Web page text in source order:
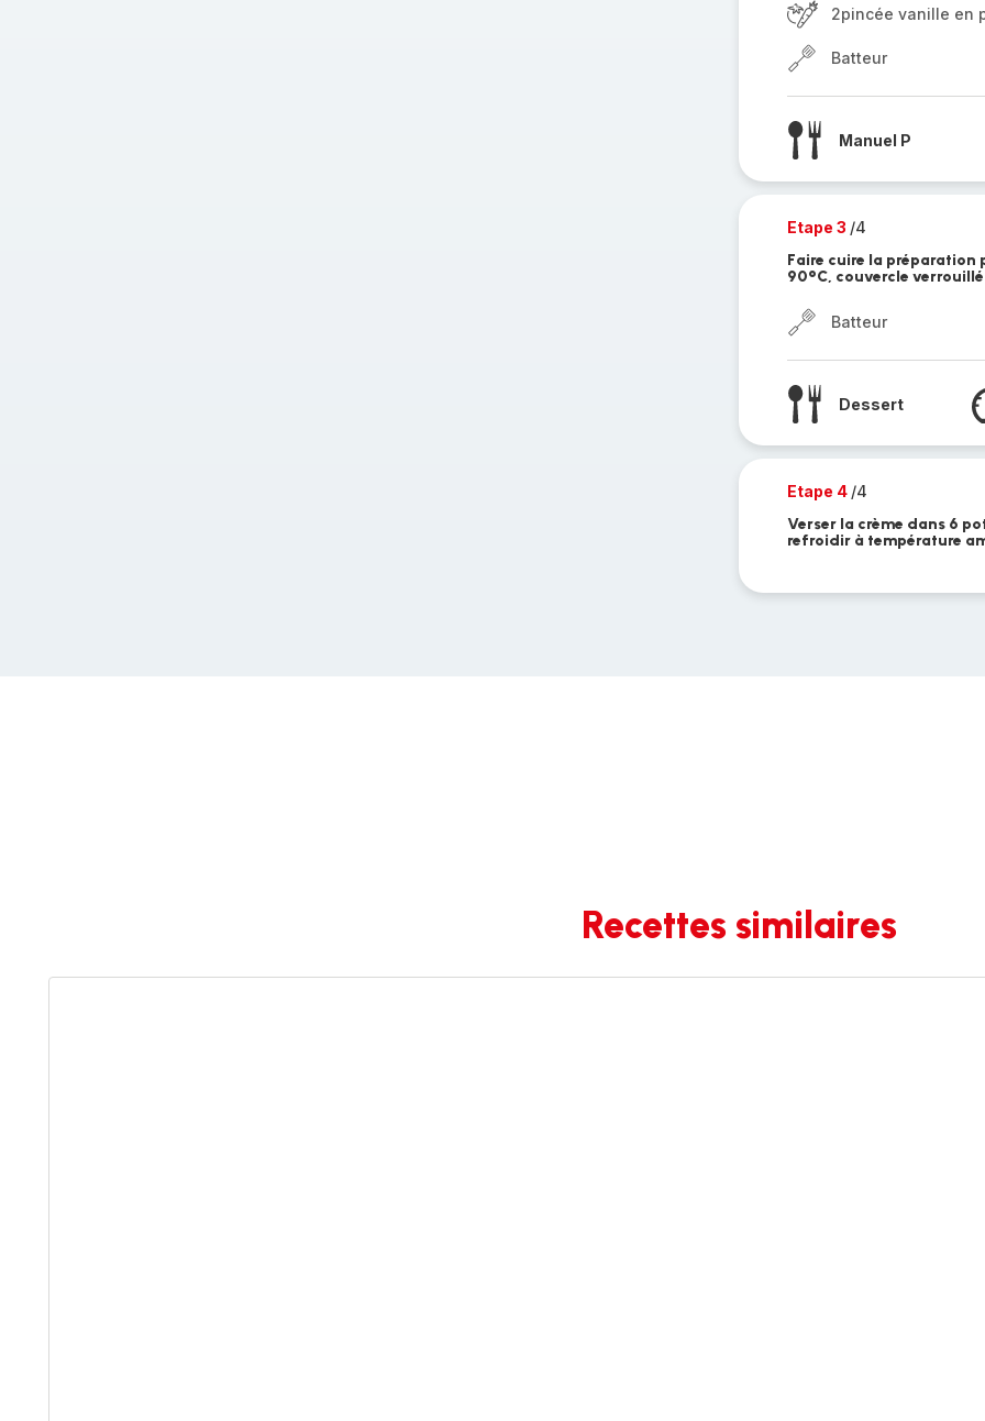
2pincée vanille en
Batteur
Manuel P
Etape 3 /4
Faire cuire la préparation
90°C, couvercle
Batteur
Dessert
Etape 4 /4
Verser la crème dans 6
refroidir à température
Recettes similaires